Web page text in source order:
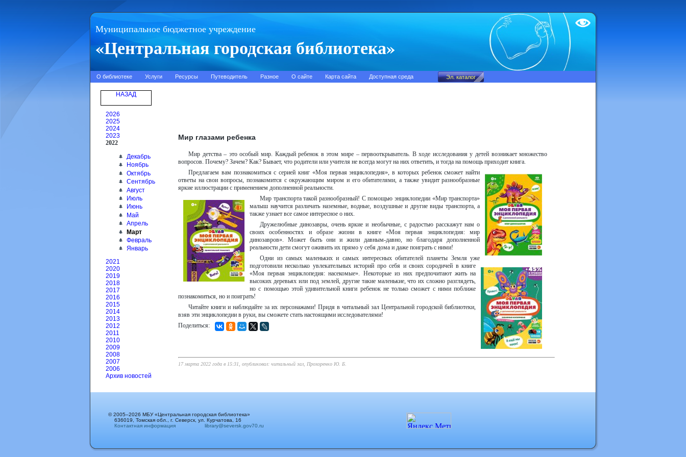
Муниципальное бюджетное учреждение
«Центральная городская библиотека»
Test
О библиотеке Услуги Ресурсы Путеводитель Разное О сайте Карта сайта Доступная среда
НАЗАД
2026
2025
2024
2023
2022
Декабрь
Ноябрь
Октябрь
Сентябрь
Август
Июль
Июнь
Май
Апрель
Март
Февраль
Январь
2021
2020
2019
2018
2017
2016
2015
2014
2013
2012
2011
2010
2009
2008
2007
2006
Архив новостей
Мир глазами ребенка
Мир детства – это особый мир. Каждый ребенок в этом мире – первооткрыватель. В ходе исследования у детей возникает множество
вопросов. Почему? Зачем? Как? Бывает, что родители или учителя не всегда могут на них ответить, и тогда на помощь приходит книга.
Предлагаем вам познакомиться с серией книг «Моя первая энциклопедия», в которых ребеноксможет найти
ответы на свои вопросы, познакомится с окружающим миром и его обитателями, а также увидит разнообразные
яркие иллюстрации с применением дополненной реальности.
Мир транспорта такой разнообразный! С помощью энциклопедии «Мир транспорта»
малыш научится различать наземные, водные, воздушные и другие виды транспорта, а
также узнает все самое интересное о них.
Дружелюбные динозавры, очень яркие и необычные, с радостью расскажут нам о
своих особенностях и образе жизни в книге «Моя первая энциклопедия: мир
динозавров». Может быть они и жили давным-давно, но благодаря дополненной
реальности дети смогут оживить их прямо у себя дома и даже поиграть с ними!
Одни из самых маленьких и самых интересных обитателей планеты Земля уже
подготовили несколько увлекательных историй про себя и своих сородичей в книге
«Моя первая энциклопедия: насекомые». Некоторые из них предпочитают жить на
высоких деревьях или под землей, другие такие маленькие, что их сложно разглядеть,
но с помощью этой удивительной книги ребенок не только сможет с ними поближе
познакомиться, но и поиграть!
Читайте книги и наблюдайте за их персонажами! Придя в читальный зал Центральной городской библиотеки,
взяв эти энциклопедии в руки, вы сможете стать настоящими исследователями!
Поделиться:
17 марта 2022 года в 15:31, опубликовал: читальный зал, Прохоренко Ю. Б.
© 2005–2026 МБУ «Центральная городская библиотека»
636019, Томская обл., г. Северск, ул. Курчатова, 16
Контактная информация
library@seversk.gov70.ru